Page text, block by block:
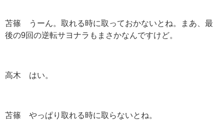
苫篠 うーん。取れる時に取っておかないとね。まあ、最
後の9回の逆転サヨナラもまさかなんですけど。
高木 はい。
苫篠 やっぱり取れる時に取らないとね。